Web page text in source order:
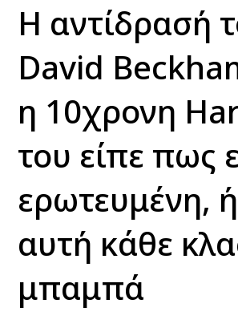
H αντίδρασή
David
η 10χρονη
του είπε πως
ερωτευμένη,
αυτή κάθε
μπαμπά